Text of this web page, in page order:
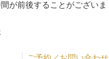
が前後することがございま